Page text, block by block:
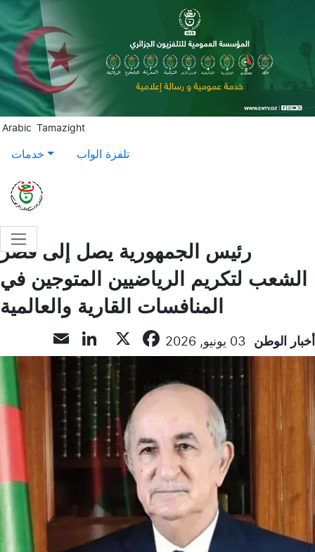
Aller au contenu principal
Arabic Tamazight
خدمات تلفزة الواب
رئيس الجمهورية يصل إلى قصر
الشعب لتكريم الرياضيين المتوجين في
المنافسات القارية والعالمية
أخبار الوطن 03 يونيو, 2026 Facebook